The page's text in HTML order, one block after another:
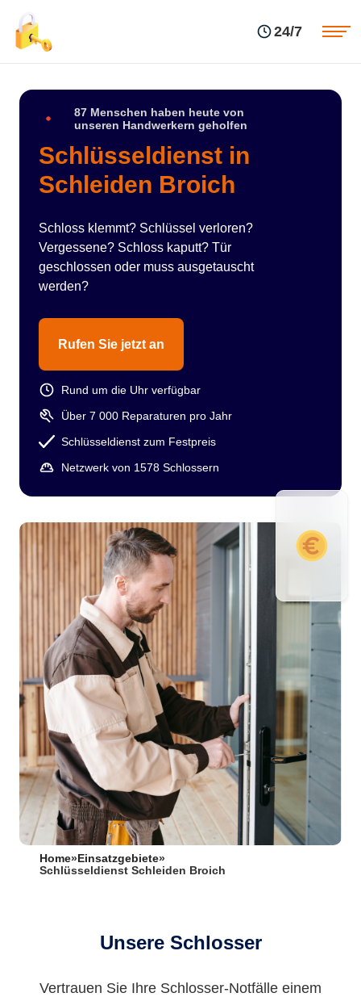
24/7
87 Menschen haben heute von
unseren Handwerkern geholfen
Schlüsseldienst in
Schleiden Broich
Schloss klemmt? Schlüssel verloren?
Vergessene? Schloss kaputt? Tür
geschlossen oder muss ausgetauscht
werden?
Rufen Sie jetzt an
Rund um die Uhr verfügbar
Über 7 000 Reparaturen pro Jahr
Schlüsseldienst zum Festpreis
Netzwerk von 1578 Schlossern
Home» Einsatzgebiete»
Schlüsseldienst Schleiden Broich
Unsere Schlosser
Vertrauen Sie Ihre Schlosser-Notfälle einem